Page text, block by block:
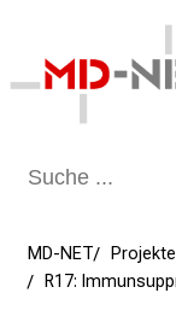
MD-NET
R17: